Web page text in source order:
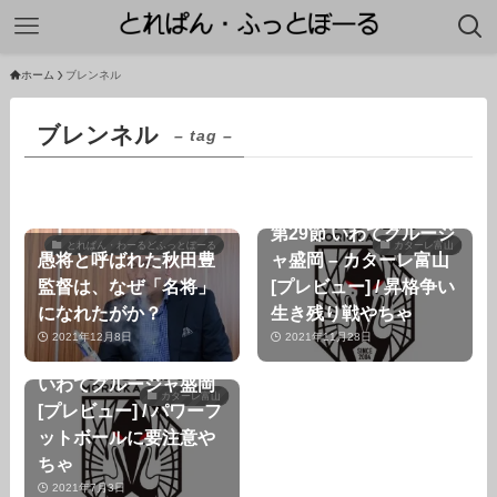
ホーム ブレンネル
ブレンネル – tag –
とれぱん・わーるどふっとぼーる
愚将と呼ばれた秋田豊
監督は、なぜ「名将」
になれたがか？
2021年12月8日
カターレ富山
第29節 いわてグルージ
ャ盛岡 – カターレ富山
[プレビュー] / 昇格争い
生き残り戦やちゃ
2021年11月28日
カターレ富山
第14節 カターレ富山 –
いわてグルージャ盛岡
[プレビュー] / パワーフ
ットボールに要注意や
ちゃ
2021年7月3日